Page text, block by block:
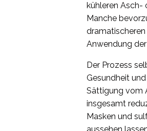
kühleren Asch-
Manche
Anwendung
Der Prozess
Gesundheit
Sättigung vom
insgesamt
Masken und